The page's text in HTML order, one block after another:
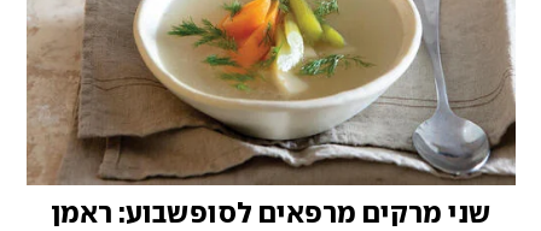
שני מרקים מרפאים לסופשבוע: ראמן